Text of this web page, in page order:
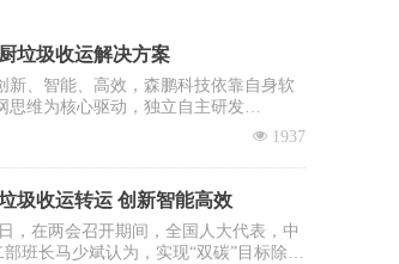
垃圾收运解决方案
新、智能、高效，森鹏科技依靠自身软
思维为核心驱动，独立自主研发
”，餐厨垃圾收运系统是该平台核心子
넶 1937
圾收运转运 创新智能高效
，在两会召开期间，全国人大代表，中
班长马少斌认为，实现“双碳”目标除了